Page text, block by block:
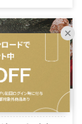
トを表示